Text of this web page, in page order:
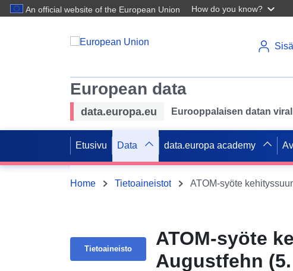
An official website of the European Union How do you know?
European data
data.europa.eu Eurooppalaisen datan
Etusivu Data data.europa academy
Home Tietoaineistot ATOM-syöte
Tietoaineisto
ATOM-syöte
Augustfehn